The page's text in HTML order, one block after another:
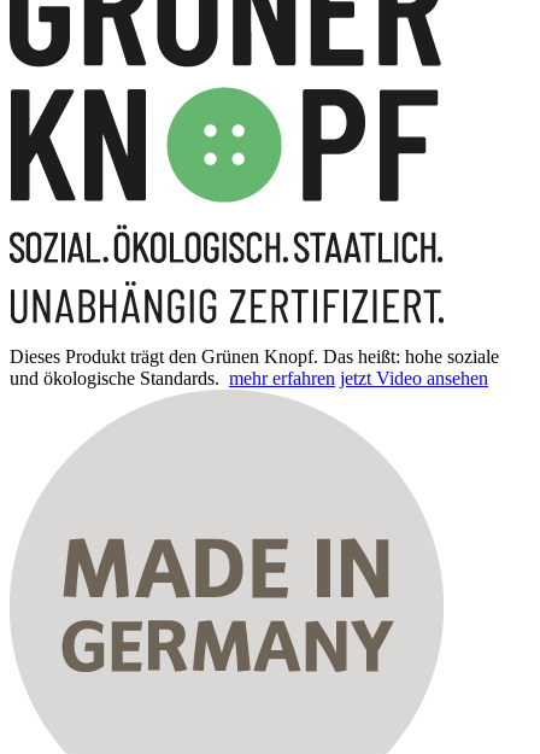
Dieses Produkt trägt den Grünen Knopf. Das heißt: hohe soziale
und ökologische Standards. mehr erfahren jetzt Video ansehen